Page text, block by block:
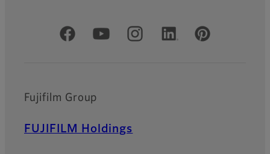
Social media ufficiali
Fujifilm Group
FUJIFILM Holdings